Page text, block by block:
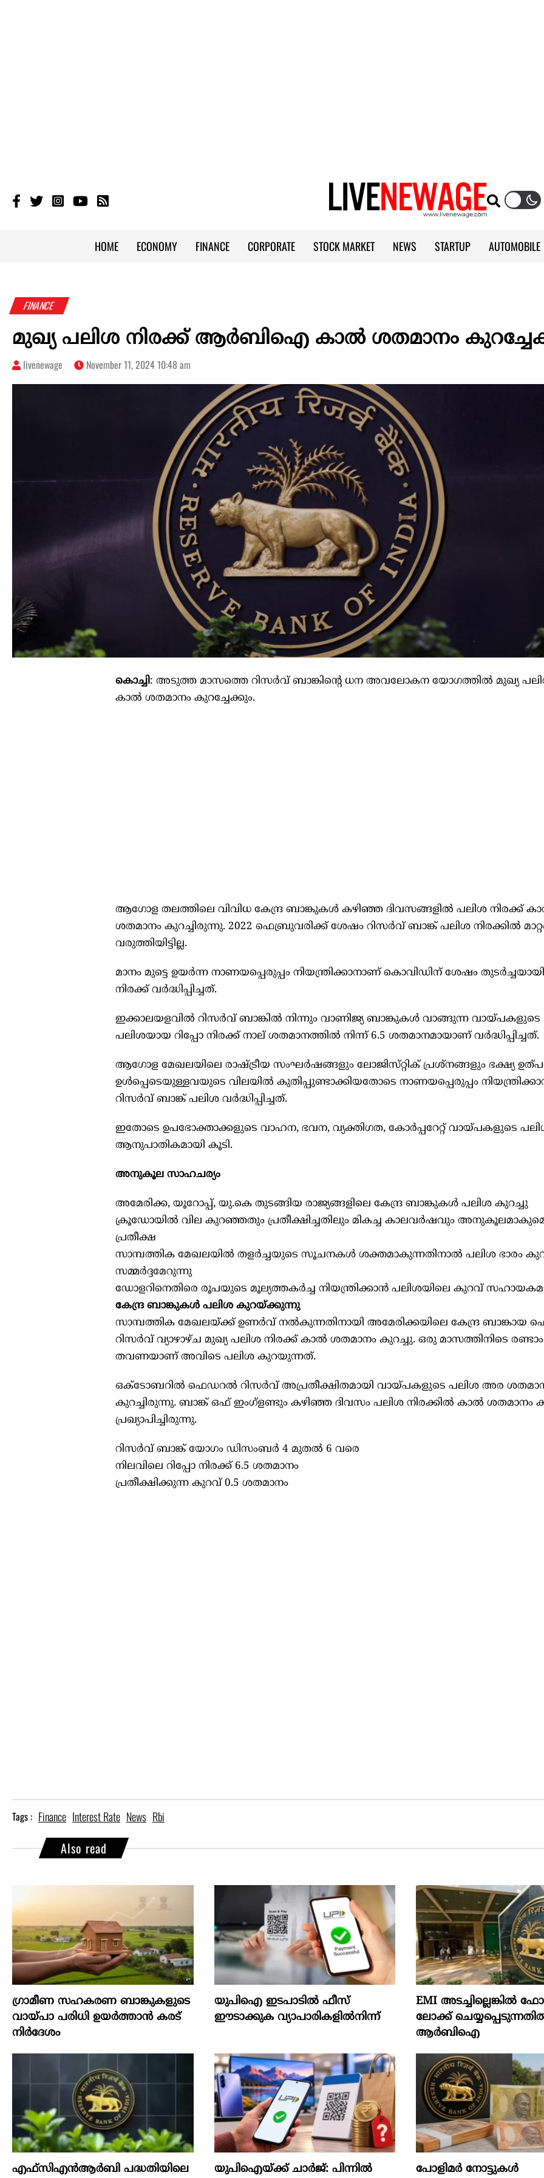
HOME ECONOMY FINANCE CORPORATE STOCK MARKET NEWS STARTUP AUTOMOBILE
FINANCE
മുഖ്യ പലിശ നിരക്ക് ആർബിഐ കാല്‍ ശതമാനം
livenewage November 11, 2024 10:48 am
കൊച്ചി: അടുത്ത മാസത്തെ റിസർവ് ബാങ്കിന്റെ ധന അവലോകന യോഗത്തില്‍ മുഖ്യ
കാല്‍ ശതമാനം കുറച്ചേക്കും.
ആഗോള തലത്തിലെ വിവിധ കേന്ദ്ര ബാങ്കുകള്‍ കഴിഞ്ഞ ദിവസങ്ങളില്‍ പലിശ നിരക്ക്
ശതമാനം കുറച്ചിരുന്നു. 2022 ഫെബ്രുവരിക്ക് ശേഷം റിസർവ് ബാങ്ക് പലിശ നിരക്കില്‍
വരുത്തിയിട്ടില്ല.
മാനം മുട്ടെ ഉയർന്ന നാണയപ്പെരുപ്പം നിയന്ത്രിക്കാനാണ് കൊവിഡിന് ശേഷം
നിരക്ക് വർദ്ധിപ്പിച്ചത്.
ഇക്കാലയളവില്‍ റിസർവ് ബാങ്കില്‍ നിന്നും വാണിജ്യ ബാങ്കുകള്‍ വാങ്ങുന്ന വായ്‌പകളുടെ
പലിശയായ റിപ്പോ നിരക്ക് നാല് ശതമാനത്തില്‍ നിന്ന് 6.5 ശതമാനമായാണ് വർദ്ധിപ്പിച്ചത്.
ആഗോള മേഖലയിലെ രാഷ്ട്രീയ സംഘർഷങ്ങളും ലോജിസ്‌റ്റിക് പ്രശ്നങ്ങളും ഭക്ഷ്യ
ഉള്‍പ്പെടെയുള്ളവയുടെ വിലയില്‍ കുതിപ്പുണ്ടാക്കിയതോടെ നാണയപ്പെരുപ്പം
റിസർവ് ബാങ്ക് പലിശ വർദ്ധിപ്പിച്ചത്.
ഇതോടെ ഉപഭോക്താക്കളുടെ വാഹന, ഭവന, വ്യക്തിഗത, കോർപ്പറേറ്റ് വായ്പകളുടെ
ആനുപാതികമായി കൂടി.
അനുകൂല സാഹചര്യം
അമേരിക്ക, യൂറോപ്പ്, യു.കെ തുടങ്ങിയ രാജ്യങ്ങളിലെ കേന്ദ്ര ബാങ്കുകള്‍ പലിശ കുറച്ചു
ക്രൂഡോയില്‍ വില കുറഞ്ഞതും പ്രതീക്ഷിച്ചതിലും മികച്ച കാലവർഷവും
പ്രതീക്ഷ
സാമ്പത്തിക മേഖലയില്‍ തളർച്ചയുടെ സൂചനകള്‍ ശക്തമാകുന്നതിനാല്‍ പലിശ ഭാരം
സമ്മർദ്ദമേറുന്നു
ഡോളറിനെതിരെ രൂപയുടെ മൂല്യത്തകർച്ച നിയന്ത്രിക്കാൻ പലിശയിലെ കുറവ്
കേന്ദ്ര ബാങ്കുകള്‍ പലിശ കുറയ്‌ക്കുന്നു
സാമ്പത്തിക മേഖലയ്ക്ക് ഉണർവ് നല്‍കുന്നതിനായി അമേരിക്കയിലെ കേന്ദ്ര ബാങ്കായ
റിസർവ് വ്യാഴാഴ്ച മുഖ്യ പലിശ നിരക്ക് കാല്‍ ശതമാനം കുറച്ചു. ഒരു മാസത്തിനിടെ രണ്ടാം
തവണയാണ് അവിടെ പലിശ കുറയുന്നത്.
ഒക്‌ടോബറില്‍ ഫെഡറല്‍ റിസർവ് അപ്രതീക്ഷിതമായി വായ്പകളുടെ പലിശ അര
കുറച്ചിരുന്നു. ബാങ്ക് ഒഫ് ഇംഗ്ളണ്ടും കഴിഞ്ഞ ദിവസം പലിശ നിരക്കില്‍ കാല്‍ ശതമാനം
പ്രഖ്യാപിച്ചിരുന്നു.
റിസർവ് ബാങ്ക് യോഗം ഡിസംബർ 4 മുതല്‍ 6 വരെ
നിലവിലെ റിപ്പോ നിരക്ക് 6.5 ശതമാനം
പ്രതീക്ഷിക്കുന്ന കുറവ് 0.5 ശതമാനം
Tags : Finance Interest Rate News Rbi
Also read
ഗ്രാമീണ സഹകരണ ബാങ്കുകളുടെ
വായ്പാ പരിധി ഉയർത്താൻ കരട്
നിർദേശം
യുപിഐ ഇടപാടിൽ ഫീസ്
ഈടാക്കുക വ്യാപാരികളിൽനിന്ന്
EMI അടച്ചില്ലെങ്കിൽ
ലോക്ക്
ആർബിഐ
എഫ്സിഎൻആർബി പദ്ധതിയിലെ യുപിഐയ്ക്ക് ചാര്‍ജ്: പിന്നില്‍ പോളിമർ നോട്ടുകൾ